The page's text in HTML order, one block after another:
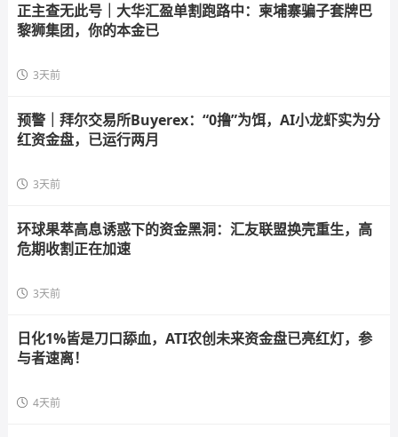
正主查无此号｜大华汇盈单割跑路中：柬埔寨骗子套牌巴
黎狮集团，你的本金已
3天前
预警｜拜尔交易所Buyerex：“0撸”为饵，AI小龙虾实为分
红资金盘，已运行两月
3天前
环球果萃高息诱惑下的资金黑洞：汇友联盟换壳重生，高
危期收割正在加速
3天前
日化1%皆是刀口舔血，ATI农创未来资金盘已亮红灯，参
与者速离！
4天前